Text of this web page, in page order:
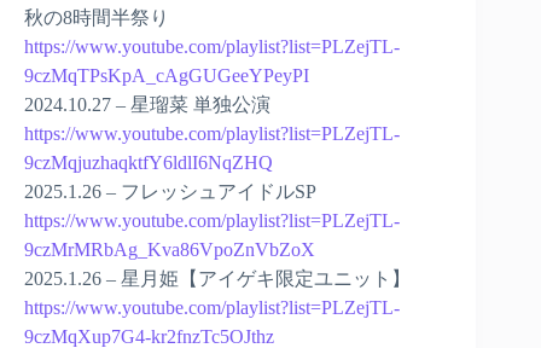
秋の8時間半祭り
https://www.youtube.com/playlist?list=PLZejTL-
9czMqTPsKpA_cAgGUGeeYPeyPI
2024.10.27 – 星瑠菜 単独公演
https://www.youtube.com/playlist?list=PLZejTL-
9czMqjuzhaqktfY6ldlI6NqZHQ
2025.1.26 – フレッシュアイドルSP
https://www.youtube.com/playlist?list=PLZejTL-
9czMrMRbAg_Kva86VpoZnVbZoX
2025.1.26 – 星月姫【アイゲキ限定ユニット】
https://www.youtube.com/playlist?list=PLZejTL-
9czMqXup7G4-kr2fnzTc5OJthz